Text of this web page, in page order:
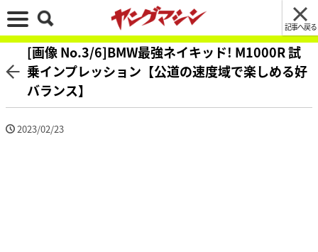
記事へ戻る
[画像 No.3/6]BMW最強ネイキッド! M1000R 試
乗インプレッション【公道の速度域で楽しめる好
バランス】
2023/02/23